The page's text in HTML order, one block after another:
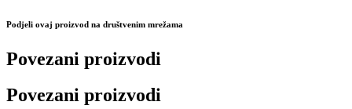
Podjeli ovaj proizvod na društvenim mrežama
Povezani proizvodi
Povezani proizvodi